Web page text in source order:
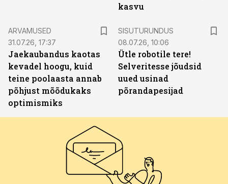
kasvu
ARVAMUSED
31.07.26, 17:37
Jaekaubandus kaotas
kevadel hoogu, kuid
teine poolaasta annab
põhjust mõõdukaks
optimismiks
SISUTURUNDUS
08.07.26, 10:06
Ütle robotile tere!
Selveritesse jõudsid
uued usinad
põrandapesijad